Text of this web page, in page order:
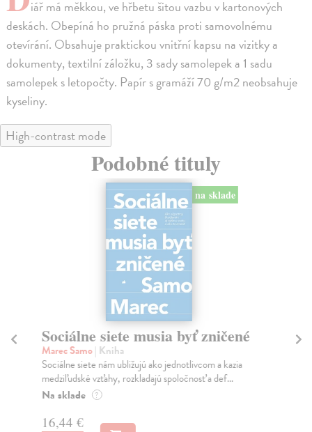
iář má měkkou, ve hřbetu šitou vazbu v kartonových
deskách. Obepíná ho pružná páska proti samovolnému
otevírání. Obsahuje praktickou vnitřní kapsu na vizitky a
dokumenty, textilní záložku, 3 sady samolepek a 1 sadu
samolepek s letopočty. Papír s gramáží 70 g/m2 neobsahuje
kyseliny.
High-contrast mode
Podobné tituly
na sklade
Sociálne siete musia byť zničené
Marec Samo| Kniha
Sociálne siete nám ubližujú ako jednotlivcom a kazia
medziľudské vzťahy, rozkladajú spoločnosť a def...
Na sklade ?
16,44 €